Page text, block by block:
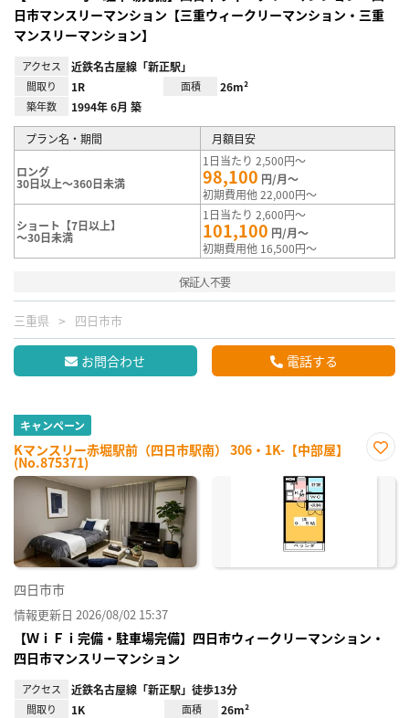
日市マンスリーマンション【三重ウィークリーマンション・三重
マンスリーマンション】
アクセス 近鉄名古屋線「新正駅」
間取り 1R 面積 26m²
築年数 1994年 6月 築
プラン名・期間 月額目安
ロング
30日以上～360日未満
1日当たり 2,500円～
98,100 円/月～
初期費用他 22,000円～
ショート【7日以上】
～30日未満
1日当たり 2,600円～
101,100 円/月～
初期費用他 16,500円～
保証人不要
三重県 四日市市
お問合わせ 電話する
キャンペーン
Kマンスリー赤堀駅前（四日市駅南） 306・1K-【中部屋】
(No.875371)
に入
四日市市
情報更新日 2026/08/02 15:37
【ＷｉＦｉ完備・駐車場完備】四日市ウィークリーマンション・
四日市マンスリーマンション
アクセス 近鉄名古屋線「新正駅」徒歩13分
間取り 1K 面積 26m²